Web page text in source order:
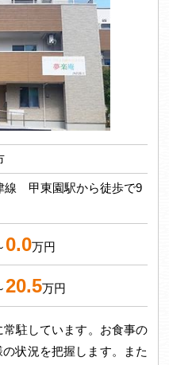
線 甲東園駅から徒歩で9
0.0万円
20.5万円
駐しています。お食事の
状況を把握します。また